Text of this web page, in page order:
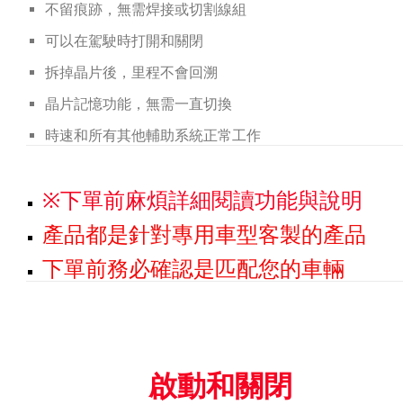
不留痕跡，無需焊接或切割線組
可以在駕駛時打開和關閉
拆掉晶片後，里程不會回溯
晶片記憶功能，無需一直切換
時速和所有其他輔助系統正常工作
※下單前麻煩詳細閱讀功能與說明
產品都是針對專用車型客製的產品
下單前務必確認是匹配您的車輛
啟動和關閉